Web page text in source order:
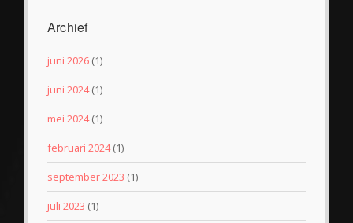
Archief
juni 2026 (1)
juni 2024(1)
mei 2024(1)
februari 2024(1)
september 2023 (1)
juli 2023 (1)